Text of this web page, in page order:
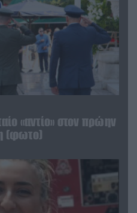
«αντίο» στον πρώην
(φωτο)